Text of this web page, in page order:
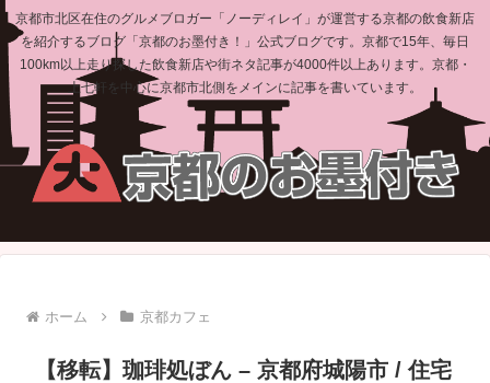
京都市北区在住のグルメブロガー「ノーディレイ」が運営する京都の飲食新店
を紹介するブログ「京都のお墨付き！」公式ブログです。京都で15年、毎日
100km以上走り探した飲食新店や街ネタ記事が4000件以上あります。京都・
上七軒を中心に京都市北側をメインに記事を書いています。
ホーム 京都カフェ
【移転】珈琲処ぼん – 京都府城陽市 / 住宅